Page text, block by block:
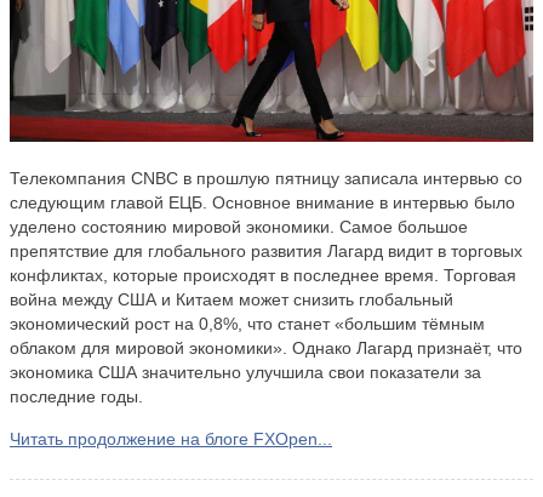
Телекомпания CNBC в прошлую пятницу записала интервью со
следующим главой ЕЦБ. Основное внимание в интервью было
уделено состоянию мировой экономики. Самое большое
препятствие для глобального развития Лагард видит в торговых
конфликтах, которые происходят в последнее время. Торговая
война между США и Китаем может снизить глобальный
экономический рост на 0,8%, что станет «большим тёмным
облаком для мировой экономики». Однако Лагард признаёт, что
экономика США значительно улучшила свои показатели за
последние годы.
Читать продолжение на блоге FXOpen...